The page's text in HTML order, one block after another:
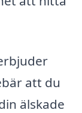
att du
älskade